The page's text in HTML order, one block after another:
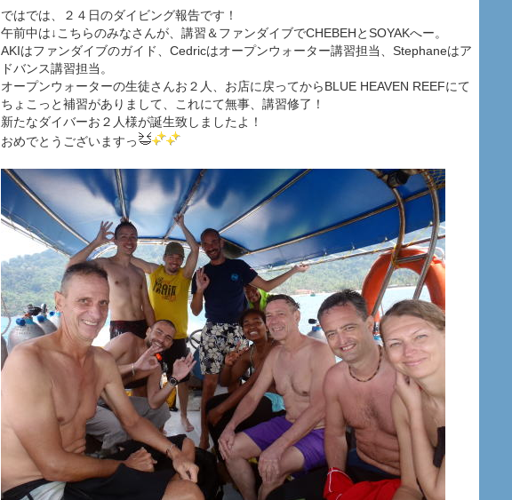
ではでは、２４日のダイビング報告です！
午前中は↓こちらのみなさんが、講習＆ファンダイブでCHEBEHとSOYAKへー。
AKIはファンダイブのガイド、Cedricはオープンウォーター講習担当、Stephaneはア
ドバンス講習担当。
オープンウォーターの生徒さんお２人、お店に戻ってからBLUE HEAVEN REEFにて
ちょこっと補習がありまして、これにて無事、講習修了！
新たなダイバーお２人様が誕生致しましたよ！
おめでとうございますっ